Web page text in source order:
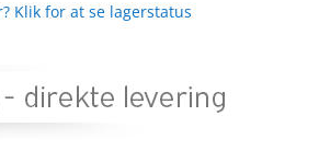
Klik for at se lagerstatus